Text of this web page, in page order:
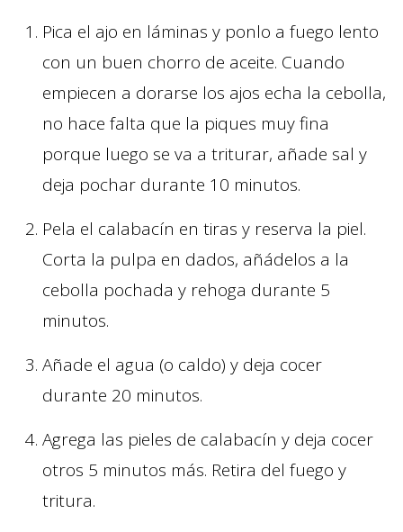
Pica el ajo en láminas y ponlo a fuego lento
con un buen chorro de aceite. Cuando
empiecen a dorarse los ajos echa la cebolla,
no hace falta que la piques muy fina
porque luego se va a triturar, añade sal y
deja pochar durante 10 minutos.
Pela el calabacín en tiras y reserva la piel.
Corta la pulpa en dados, añádelos a la
cebolla pochada y rehoga durante 5
minutos.
Añade el agua (o caldo) y deja cocer
durante 20 minutos.
Agrega las pieles de calabacín y deja cocer
otros 5 minutos más. Retira del fuego y
tritura.